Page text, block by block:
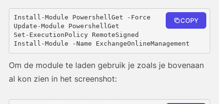
Install-Module PowershellGet -Force
Update-Module PowershellGet
Set-ExecutionPolicy RemoteSigned
Install-Module -Name ExchangeOnlineManagement
COPY
Om de module te laden gebruik je zoals je bovenaan
al kon zien in het screenshot: